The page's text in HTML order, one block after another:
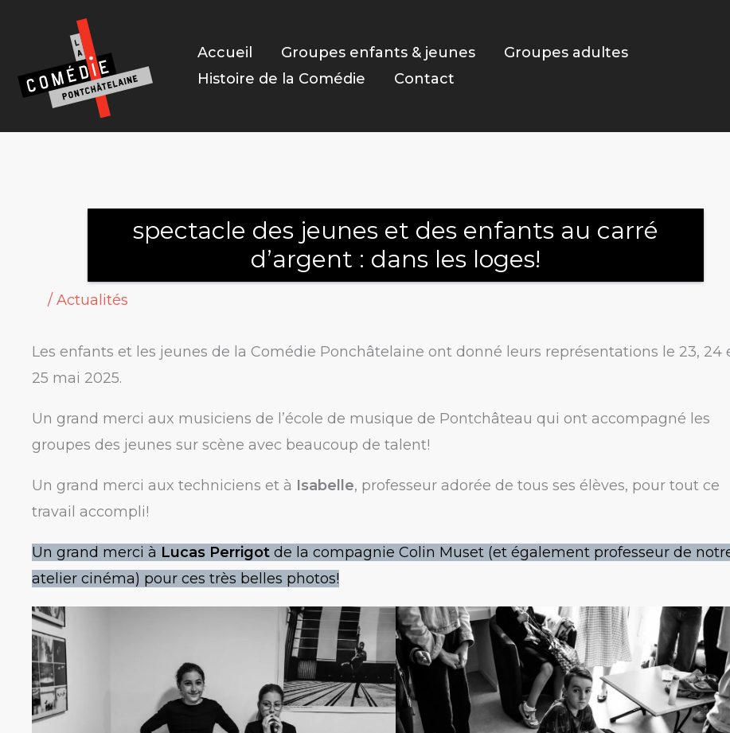
contenu
Accueil Groupes enfants & jeunes
Groupes adultes
Histoire de la Comédie
Contact
spectacle des jeunes et des enfants au carré
d’argent : dans les loges!
/ Actualités
Les enfants et les jeunes de la Comédie Ponchâtelaine ont donné leurs représentations le 23, 24
25 mai 2025.
Un grand merci aux musiciens de l’école de musique de Pontchâteau qui ont accompagné les
groupes des jeunes sur scène avec beaucoup de talent!
Un grand merci aux techniciens et à Isabelle, professeur adorée de tous ses élèves, pour tout ce
travail accompli!
Un grand merci à Lucas Perrigot de la compagnie Colin Muset (et également professeur de
atelier cinéma) pour ces très belles photos!